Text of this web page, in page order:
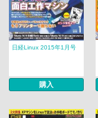
日経Linux 2015年1月号
購入